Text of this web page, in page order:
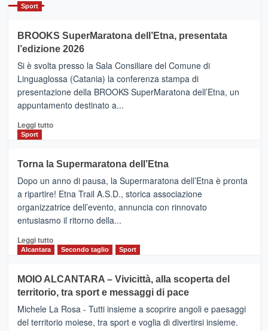
con
la
Al
via
i
collegamenti
Sport
BROOKS SuperMaratona dell’Etna, presentata
l’edizione 2026
Si è svolta presso la Sala Consiliare del Comune di
Linguaglossa (Catania) la conferenza stampa di
presentazione della BROOKS SuperMaratona dell’Etna, un
appuntamento destinato a...
Leggi tuttoLeggi
BROOKS
SuperMaratona
dell’Etna,
presentata
l’edizione
2026
Sport
Torna la Supermaratona dell’Etna
Dopo un anno di pausa, la Supermaratona dell’Etna è pronta
a ripartire! Etna Trail A.S.D., storica associazione
organizzatrice dell’evento, annuncia con rinnovato
entusiasmo il ritorno della...
Leggi tuttoLeggi
Torna
la
Supermaratona
dell’Etna
Alcantara Secondo taglio Sport
MOIO ALCANTARA – Vivicittà, alla scoperta del
territorio, tra sport e messaggi di pace
Michele La Rosa - Tutti insieme a scoprire angoli e paesaggi
del territorio moiese, tra sport e voglia di divertirsi insieme.